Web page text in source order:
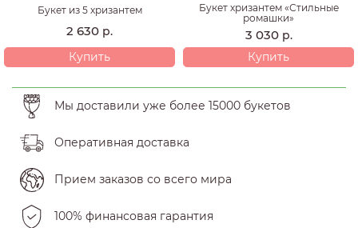
Букет из 5 хризантем
2 630 р.
Купить
Букет хризантем «Стильные
ромашки»
3 030 р.
Купить
Мы доставили уже более 15000 букетов
Оперативная доставка
Прием заказов со всего мира
100% финансовая гарантия